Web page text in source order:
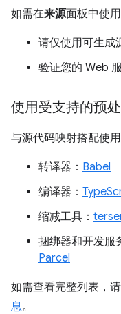
如需在来源面板中使
请仅使用可生成
验证您的 Web
使用受支持的预
与源代码映射搭配使
转译器： Babel
编译器：
缩减工具：
捆绑器和开发服
Parcel
如需查看完整列表，
息。